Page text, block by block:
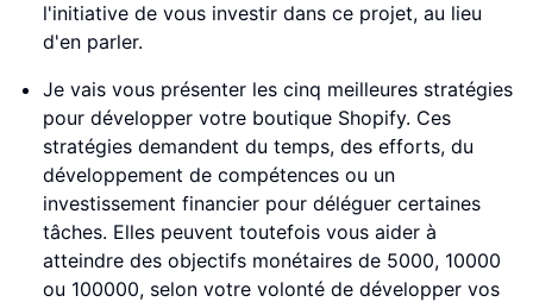
l'initiative de vous investir dans ce projet, au lieu
d'en parler.
Je vais vous présenter les cinq meilleures stratégies
pour développer votre boutique Shopify. Ces
stratégies demandent du temps, des efforts, du
développement de compétences ou un
investissement financier pour déléguer certaines
tâches. Elles peuvent toutefois vous aider à
atteindre des objectifs monétaires de 5000, 10000
ou 100000, selon votre volonté de développer vos